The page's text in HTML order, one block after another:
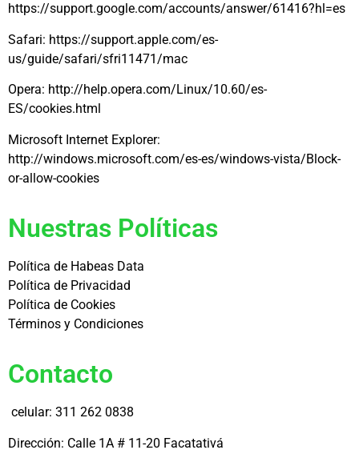
https://support.google.com/accounts/answer/61416?hl=es
Safari: https://support.apple.com/es-
us/guide/safari/sfri11471/mac
Opera: http://help.opera.com/Linux/10.60/es-
ES/cookies.html
Microsoft Internet Explorer:
http://windows.microsoft.com/es-es/windows-vista/Block-
or-allow-cookies
Nuestras Políticas
Política de Habeas Data
Política de Privacidad
Política de Cookies
Términos y Condiciones
Contacto
celular: 311 262 0838
Dirección: Calle 1A # 11-20 Facatativá